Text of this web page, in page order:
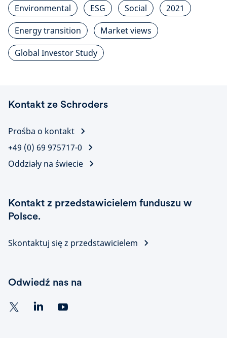
Environmental
ESG Social
2021
Energy transition
Market views
Global Investor Study
Kontakt ze Schroders
Prośba o kontakt
+49 (0) 69 975717-0
Oddziały na świecie
Kontakt z przedstawicielem funduszu w
Polsce.
Skontaktuj się z przedstawicielem
Odwiedź nas na